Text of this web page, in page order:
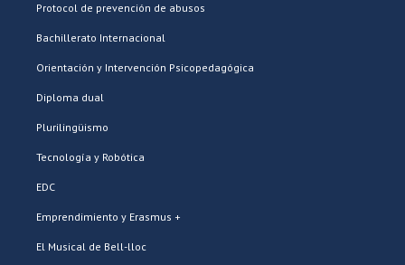
Protocol de prevención de abusos
Bachillerato Internacional
Orientación y Intervención Psicopedagógica
Diploma dual
Plurilingüismo
Tecnología y Robótica
EDC
Emprendimiento y Erasmus +
El Musical de Bell-lloc